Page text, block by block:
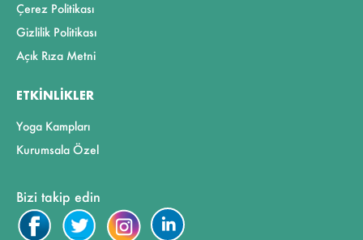
Çerez Politikası
Gizlilik Politikası
Açık Rıza Metni
ETKINLIKLER
Yoga Kampları
Kurumsala Özel
Bizi takip edin